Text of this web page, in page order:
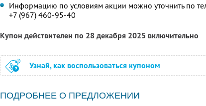
Информацию по условиям акции можно уточнить по
+7 (967) 460-95-40
Купон действителен по 28 декабря 2025 включительно
Узнай, как воспользоваться купоном
ПОДРОБНЕЕ О ПРЕДЛОЖЕНИИ